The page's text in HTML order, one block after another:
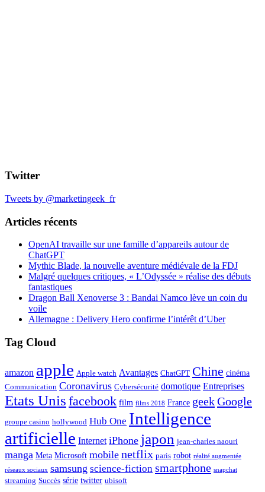
Twitter
Tweets by @marketingeek_fr
Articles récents
OpenAI travaille sur une famille d’appareils autour de
ChatGPT
Mythic Blade, la nouvelle aventure médiévale de la FDJ
Malgré quelques critiques, « L’Odyssée » réalise des débuts
fantastiques
Dragon Ball Xenoverse 3 : Bandai Namco lève un coin du
voile
Allemagne : Delivery Hero confirme l’intérêt d’Uber
Tag Cloud
amazon apple Apple watch Avantages ChatGPT Chine cinéma
Communication Coronavirus Cybersécurité domotique Entreprises
Etats Unis facebook film films 2018 France geekGoogle
groupe casino hollywood Hub One Intelligence
artificielle Internet iPhone japon jean-charles naouri
manga Meta Microsoft mobile netflix paris robot réalité augmentée
réseaux sociaux samsung science-fiction smartphone snapchat
streaming Succès série twitter ubisoft